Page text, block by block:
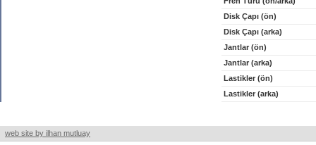
Disk Çapı (ön)
Disk Çapı (arka)
Jantlar (ön)
Jantlar (arka)
Lastikler (ön)
Lastikler (arka)
web site by ilhan mutluay